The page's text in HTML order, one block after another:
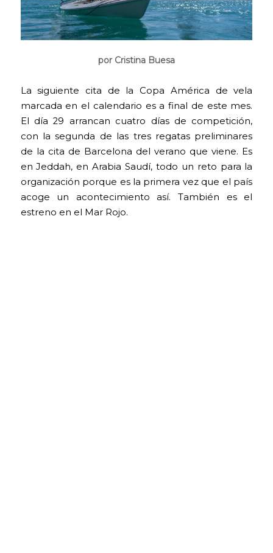
por Cristina Buesa
La siguiente cita de la Copa América de vela
marcada en el calendario es a final de este mes.
El día 29 arrancan cuatro días de competición,
con la segunda de las tres regatas preliminares
de la cita de Barcelona del verano que viene. Es
en Jeddah, en Arabia Saudí, todo un reto para la
organización porque es la primera vez que el país
acoge un acontecimiento así. También es el
estreno en el Mar Rojo.